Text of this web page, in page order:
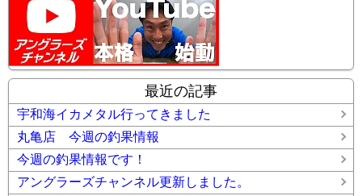
最近の記事
宇和海イカメタル行ってきました
丸亀店 今週の釣果情報
今週の釣果情報です！
アングラーズチャンネル更新しました。